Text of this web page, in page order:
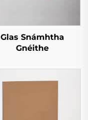
Glas Snámhtha
Gnéithe